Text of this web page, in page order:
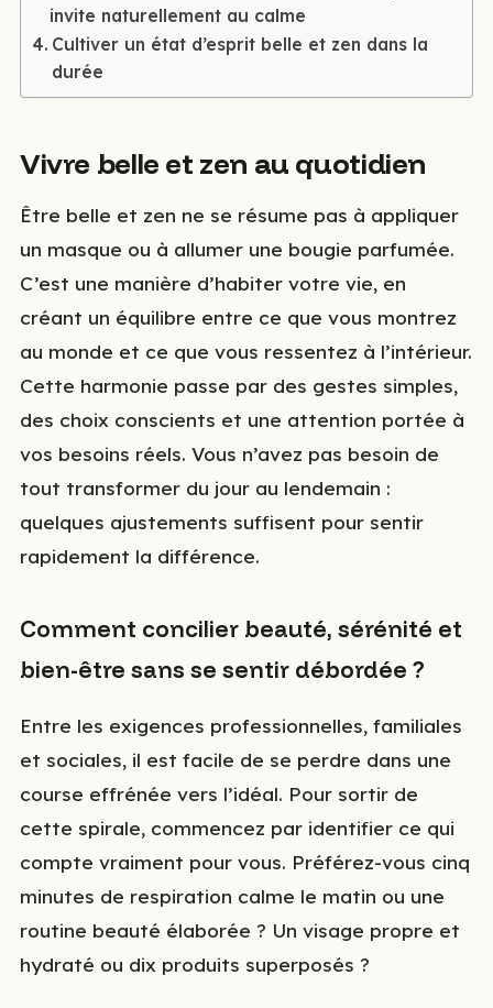
invite naturellement au calme
Cultiver un état d’esprit belle et zen dans la
durée
Vivre belle et zen au quotidien
Être belle et zen ne se résume pas à appliquer
un masque ou à allumer une bougie parfumée.
C’est une manière d’habiter votre vie, en
créant un équilibre entre ce que vous montrez
au monde et ce que vous ressentez à l’intérieur.
Cette harmonie passe par des gestes simples,
des choix conscients et une attention portée à
vos besoins réels. Vous n’avez pas besoin de
tout transformer du jour au lendemain :
quelques ajustements suffisent pour sentir
rapidement la différence.
Comment concilier beauté, sérénité et
bien-être sans se sentir débordée ?
Entre les exigences professionnelles, familiales
et sociales, il est facile de se perdre dans une
course effrénée vers l’idéal. Pour sortir de
cette spirale, commencez par identifier ce qui
compte vraiment pour vous. Préférez-vous cinq
minutes de respiration calme le matin ou une
routine beauté élaborée ? Un visage propre et
hydraté ou dix produits superposés ?